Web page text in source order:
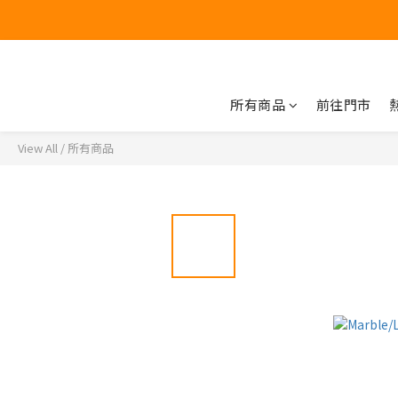
所有商品 前往門市
View All / 所有商品